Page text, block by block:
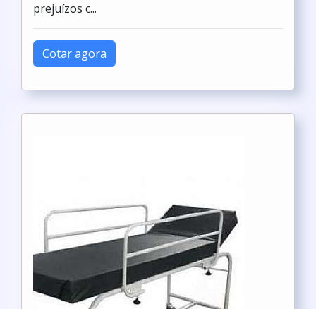
prejuízos c...
Cotar agora